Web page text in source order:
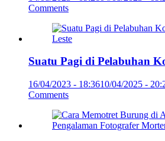
Comments
Suatu Pagi di Pelabuhan
16/04/2023 - 18:3610/04/2025 -
Comments